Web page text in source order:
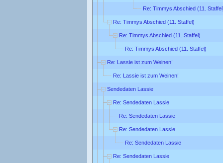
Re: Timmys Abschied (11.
Re: Timmys Abschied (11. Staffel)
Re: Timmys Abschied (11. Staffel)
Re: Timmys Abschied (11. Staffel)
Re: Lassie ist zum Weinen!
Re: Lassie ist zum Weinen!
Sendedaten Lassie
Re: Sendedaten Lassie
Re: Sendedaten Lassie
Re: Sendedaten Lassie
Re: Sendedaten Lassie
Re: Sendedaten Lassie